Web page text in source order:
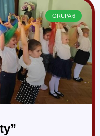
GRUPA 6